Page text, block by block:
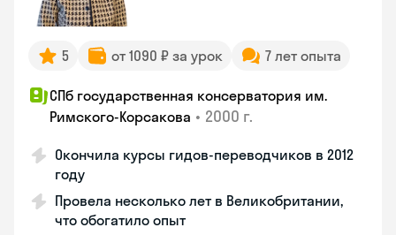
5 от 1090 ₽ за урок 7 лет опыта
СПб государственная консерватория им.
Римского-Корсакова • 2000 г.
Окончила курсы гидов-переводчиков в 2012
году
Провела несколько лет в Великобритании,
что обогатило опыт